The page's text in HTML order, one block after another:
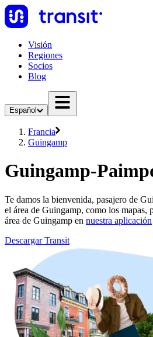
Visión
Regiones
Socios
Blog
Español
Francia
Guingamp
Guingamp-
Te damos la bienvenida, pasajero de
el área de Guingamp, como los
área de Guingamp en nuestra aplicación
Descargar Transit